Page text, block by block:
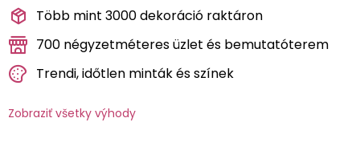
Több mint 3000 dekoráció raktáron
700 négyzetméteres üzlet és bemutatóterem
Trendi, időtlen minták és színek
Zobraziť všetky výhody